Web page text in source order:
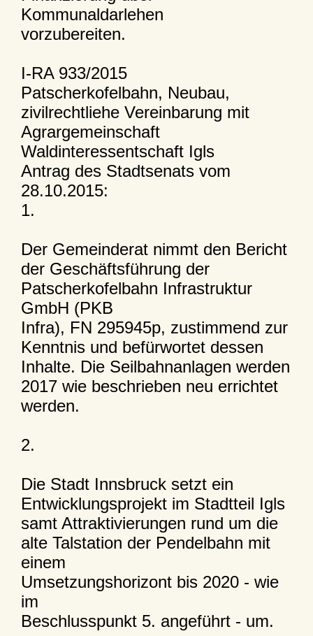
Kommunaldarlehen
vorzubereiten.
I-RA 933/2015
Patscherkofelbahn, Neubau,
zivilrechtliehe Vereinbarung mit
Agrargemeinschaft
Waldinteressentschaft Igls
Antrag des Stadtsenats vom
28.10.2015:
1.
Der Gemeinderat nimmt den Bericht
der Geschäftsführung der
Patscherkofelbahn Infrastruktur
GmbH (PKB
Infra), FN 295945p, zustimmend zur
Kenntnis und befürwortet dessen
Inhalte. Die Seilbahnanlagen werden
2017 wie beschrieben neu errichtet
werden.
2.
Die Stadt Innsbruck setzt ein
Entwicklungsprojekt im Stadtteil Igls
samt Attraktivierungen rund um die
alte Talstation der Pendelbahn mit
einem
Umsetzungshorizont bis 2020 - wie
im
Beschlusspunkt 5. angeführt - um.